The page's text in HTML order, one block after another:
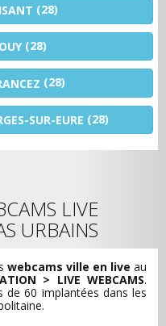
(28)
(28)
(28)
SUR-EURE (28)
LIVE
URBAINS
webcams ville en live au
> LIVE WEBCAMS.
de 60 implantées dans les